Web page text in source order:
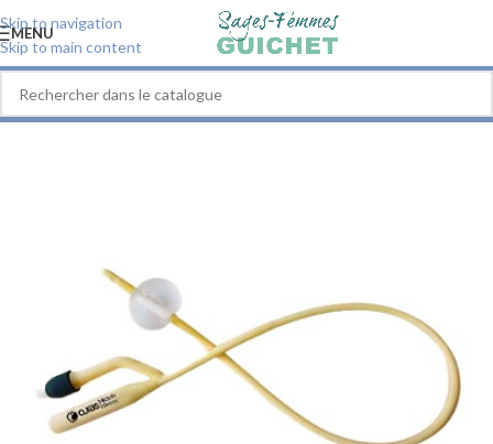
Skip to navigation
Skip to main content
MENU